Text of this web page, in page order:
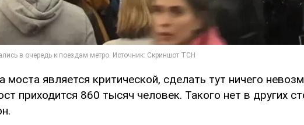
моста является критической, сделать тут ничего
приходится 860 тысяч человек. Такого нет в других